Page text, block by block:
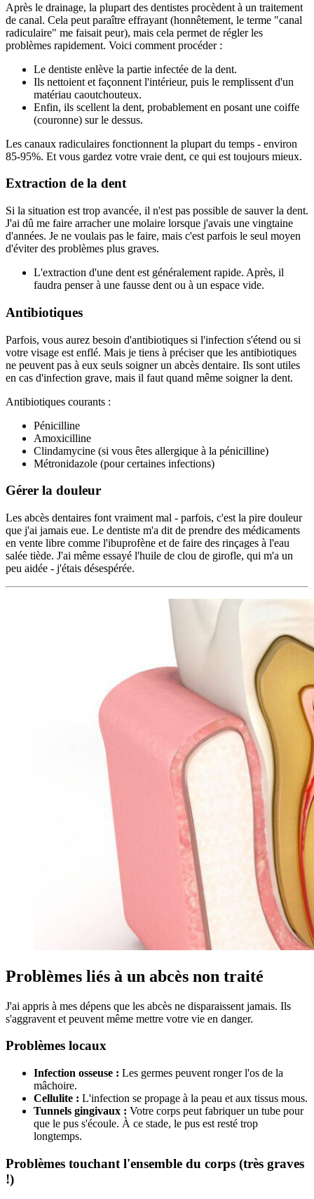
Après le drainage, la plupart des dentistes procèdent à un traitement
de canal. Cela peut paraître effrayant (honnêtement, le terme "canal
radiculaire" me faisait peur), mais cela permet de régler les
problèmes rapidement. Voici comment procéder :
Le dentiste enlève la partie infectée de la dent.
Ils nettoient et façonnent l'intérieur, puis le remplissent d'un
matériau caoutchouteux.
Enfin, ils scellent la dent, probablement en posant une coiffe
(couronne) sur le dessus.
Les canaux radiculaires fonctionnent la plupart du temps - environ
85-95%. Et vous gardez votre vraie dent, ce qui est toujours mieux.
Extraction de la dent
Si la situation est trop avancée, il n'est pas possible de sauver la dent.
J'ai dû me faire arracher une molaire lorsque j'avais une vingtaine
d'années. Je ne voulais pas le faire, mais c'est parfois le seul moyen
d'éviter des problèmes plus graves.
L'extraction d'une dent est généralement rapide. Après, il
faudra penser à une fausse dent ou à un espace vide.
Antibiotiques
Parfois, vous aurez besoin d'antibiotiques si l'infection s'étend ou si
votre visage est enflé. Mais je tiens à préciser que les antibiotiques
ne peuvent pas à eux seuls soigner un abcès dentaire. Ils sont utiles
en cas d'infection grave, mais il faut quand même soigner la dent.
Antibiotiques courants :
Pénicilline
Amoxicilline
Clindamycine (si vous êtes allergique à la pénicilline)
Métronidazole (pour certaines infections)
Gérer la douleur
Les abcès dentaires font vraiment mal - parfois, c'est la pire douleur
que j'ai jamais eue. Le dentiste m'a dit de prendre des médicaments
en vente libre comme l'ibuprofène et de faire des rinçages à l'eau
salée tiède. J'ai même essayé l'huile de clou de girofle, qui m'a un
peu aidée - j'étais désespérée.
Problèmes liés à un abcès non traité
J'ai appris à mes dépens que les abcès ne disparaissent jamais. Ils
s'aggravent et peuvent même mettre votre vie en danger.
Problèmes locaux
Infection osseuse : Les germes peuvent ronger l'os de la
mâchoire.
Cellulite : L'infection se propage à la peau et aux tissus mous.
Tunnels gingivaux : Votre corps peut fabriquer un tube pour
que le pus s'écoule. À ce stade, le pus est resté trop
longtemps.
Problèmes touchant l'ensemble du corps (très graves
!)